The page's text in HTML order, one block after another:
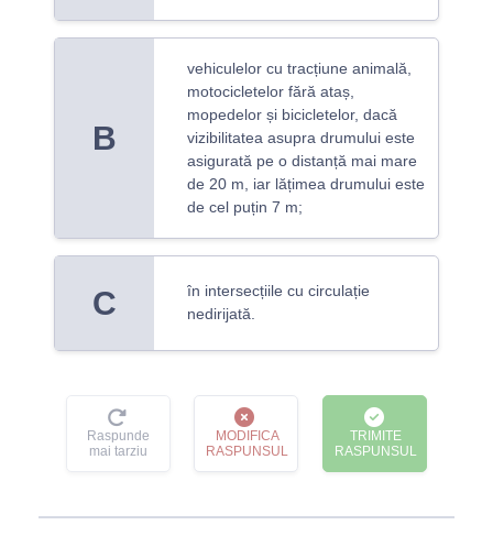
B
vehiculelor cu tracțiune animală,
motocicletelor fără ataș,
mopedelor și bicicletelor, dacă
vizibilitatea asupra drumului este
asigurată pe o distanță mai mare
de 20 m, iar lățimea drumului este
de cel puțin 7 m;
C
în intersecțiile cu circulație
nedirijată.
Raspunde
mai tarziu
MODIFICA
RASPUNSUL
TRIMITE
RASPUNSUL